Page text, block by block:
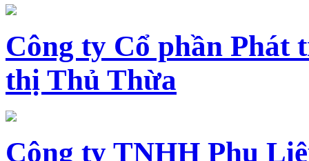
Công ty Cổ phần Phát
thị Thủ Thừa
Công ty TNHH Phụ